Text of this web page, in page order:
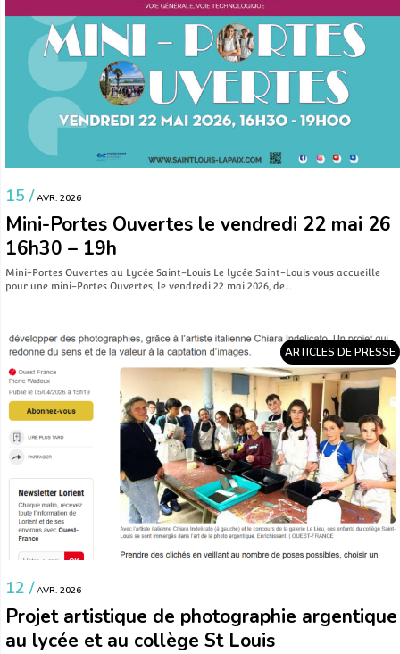
15 / AVR. 2026
Mini-Portes Ouvertes le vendredi 22 mai 26
16h30 – 19h
Mini-Portes Ouvertes au Lycée Saint-Louis Le lycée Saint-Louis vous accueille
pour une mini-Portes Ouvertes, le vendredi 22 mai 2026, de…
ARTICLES DE PRESSE
12 / AVR. 2026
Projet artistique de photographie argentique
au lycée et au collège St Louis